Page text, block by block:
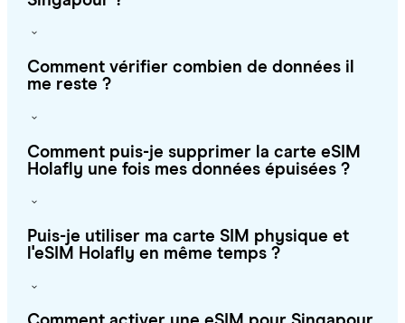
Comment vérifier combien de données il
me reste ?
Comment puis-je supprimer la carte eSIM
Holafly une fois mes données épuisées ?
Puis-je utiliser ma carte SIM physique et
l'eSIM Holafly en même temps ?